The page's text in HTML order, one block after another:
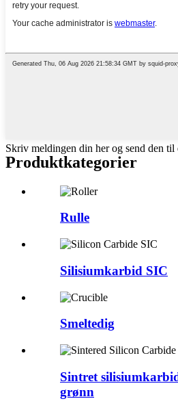
Skriv meldingen din her og send den til
Produktkategorier
Rulle
Silisiumkarbid SIC
Smeltedig
Sintret
grønn